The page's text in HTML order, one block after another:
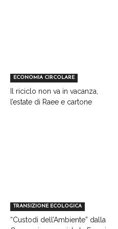
ECONOMIA CIRCOLARE
Il riciclo non va in vacanza,
l’estate di Raee e cartone
TRANSIZIONE ECOLOGICA
“Custodi dell’Ambiente” dalla